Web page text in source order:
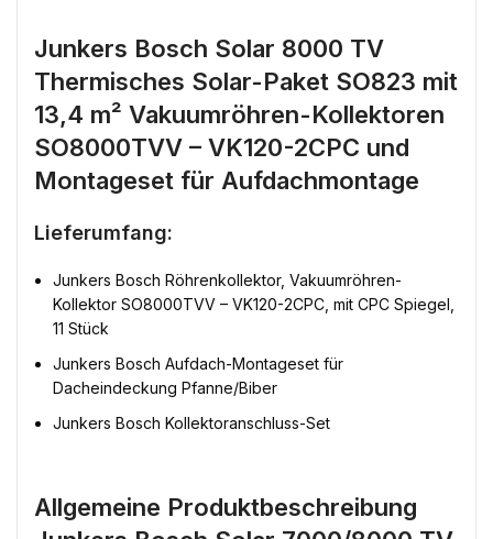
Junkers Bosch Solar 8000 TV
Thermisches Solar-Paket SO823 mit
13,4 m² Vakuumröhren-Kollektoren
SO8000TVV – VK120-2CPC und
Montageset für Aufdachmontage
Lieferumfang:
Junkers Bosch Röhrenkollektor, Vakuumröhren-
Kollektor SO8000TVV – VK120-2CPC, mit CPC Spiegel,
11 Stück
Junkers Bosch Aufdach-Montageset für
Dacheindeckung Pfanne/Biber
Junkers Bosch Kollektoranschluss-Set
Allgemeine Produktbeschreibung